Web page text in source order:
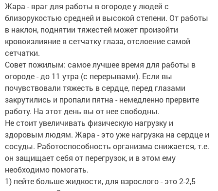
Жара - враг для работы в огороде у людей с
близорукостью средней и высокой степени. От работы
в наклон, поднятии тяжестей может произойти
кровоизлияние в сетчатку глаза, отслоение самой
сетчатки.
Совет пожилым: самое лучшее время для работы в
огороде - до 11 утра (с перерывами). Если вы
почувствовали тяжесть в сердце, перед глазами
закрутились и пропали пятна - немедленно прервите
работу. На этот день вы от нее свободны.
Не стоит увеличивать физическую нагрузку и
здоровым людям. Жара - это уже нагрузка на сердце и
сосуды. Работоспособность организма снижается, т.е.
он защищает себя от перегрузок, и в этом ему
необходимо помогать.
1) пейте больше жидкости, для взрослого - это 2-2,5